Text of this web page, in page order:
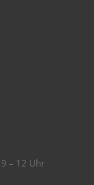
9 – 12 Uhr